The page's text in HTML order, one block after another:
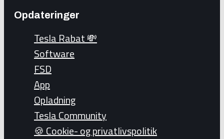
Opdateringer
Tesla Rabat 💸
Software
FSD
App
Opladning
Tesla Community
🍪 Cookie- og privatlivspolitik